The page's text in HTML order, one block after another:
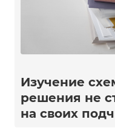
Изучение
решения не
на своих